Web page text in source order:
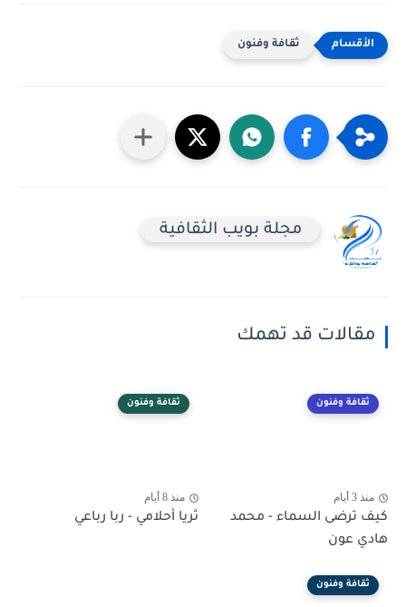
ثقافة وفنون
مجلة بويب الثقافية
مقالات قد تهمك
ثقافة وفنون
منذ 3 أيام
كيف ترضى السماء - محمد
هادي عون
ثقافة وفنون
منذ 8 أيام
ثريا أحلامي - ربا رباعي
ثقافة وفنون